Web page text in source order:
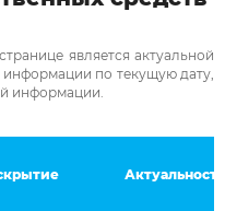
является актуальной
информации по текущую дату,
информации.
Актуальность